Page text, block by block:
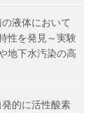
液体において
性を発見～実験
地下水汚染の高
発的に活性酸素